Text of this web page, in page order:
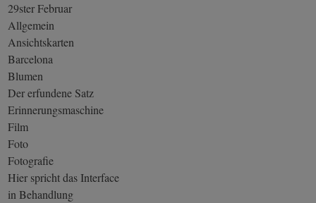
29ster Februar
Allgemein
Ansichtskarten
Barcelona
Blumen
Der erfundene Satz
Erinnerungsmaschine
Film
Foto
Fotografie
Hier spricht das Interface
in Behandlung